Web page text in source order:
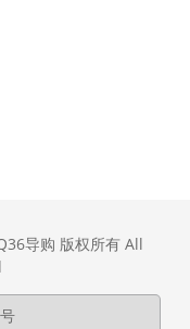
导购 版权所有 All